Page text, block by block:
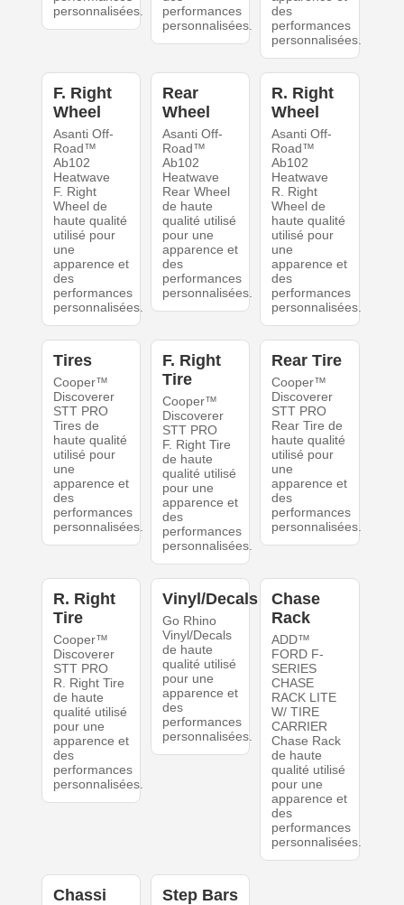
personnalisées.
performances
personnalisées.
des
performances
personnalisées.
F. Right
Wheel
Asanti Off-
Road™
Ab102
Heatwave
F. Right
Wheel de
haute qualité
utilisé pour
une
apparence et
des
performances
personnalisées.
Rear
Wheel
Asanti Off-
Road™
Ab102
Heatwave
Rear Wheel
de haute
qualité utilisé
pour une
apparence et
des
performances
personnalisées.
R. Right
Wheel
Asanti Off-
Road™
Ab102
Heatwave
R. Right
Wheel de
haute qualité
utilisé pour
une
apparence et
des
performances
personnalisées.
Tires
Cooper™
Discoverer
STT PRO
Tires de
haute qualité
utilisé pour
une
apparence et
des
performances
personnalisées.
F. Right
Tire
Cooper™
Discoverer
STT PRO
F. Right Tire
de haute
qualité utilisé
pour une
apparence et
des
performances
personnalisées.
Rear Tire
Cooper™
Discoverer
STT PRO
Rear Tire de
haute qualité
utilisé pour
une
apparence et
des
performances
personnalisées.
R. Right
Tire
Cooper™
Discoverer
STT PRO
R. Right Tire
de haute
qualité utilisé
pour une
apparence et
des
performances
personnalisées.
Vinyl/Decals
Go Rhino
Vinyl/Decals
de haute
qualité utilisé
pour une
apparence et
des
performances
personnalisées.
Chase
Rack
ADD™
FORD F-
SERIES
CHASE
RACK LITE
W/ TIRE
CARRIER
Chase Rack
de haute
qualité utilisé
pour une
apparence et
des
performances
personnalisées.
Chassi Step Bars